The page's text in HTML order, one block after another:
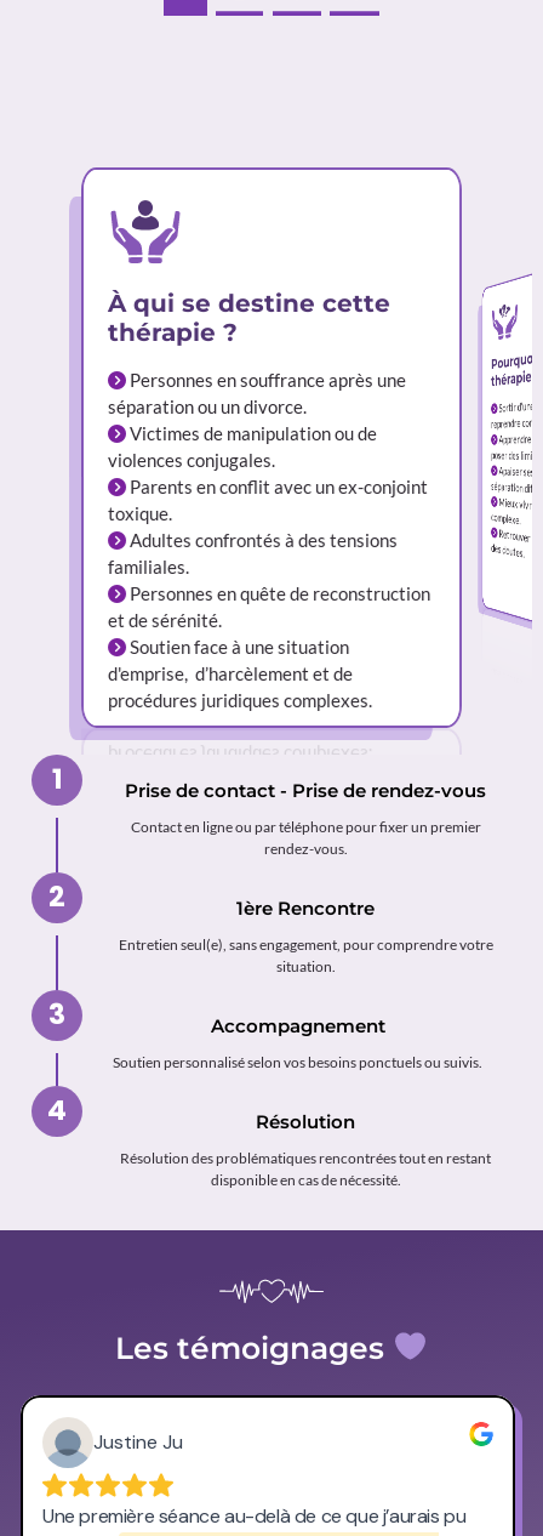
À qui se destine cette
thérapie ?
Personnes en souffrance après une
séparation ou un divorce.
Victimes de manipulation ou de
violences conjugales.
Parents en conflit avec un ex-conjoint
toxique.
Adultes confrontés à des tensions
familiales.
Personnes en quête de reconstruction
et de sérénité.
Soutien face à une situation
d'emprise, d’harcèlement et de
procédures juridiques complexes.
thérapie ?
Sortir
reprendre
Apprendre
poser des
Apaiser ses
séparation
Mieux
complexe.
Retrouver
des doutes.
1 Prise de contact - Prise de rendez-vous
Contact en ligne ou par téléphone pour fixer un premier
rendez-vous.
2 1ère Rencontre
Entretien seul(e), sans engagement, pour comprendre votre
situation.
3 Accompagnement
Soutien personnalisé selon vos besoins ponctuels ou suivis.
4 Résolution
Résolution des problématiques rencontrées tout en restant
disponible en cas de nécessité.
Les témoignages